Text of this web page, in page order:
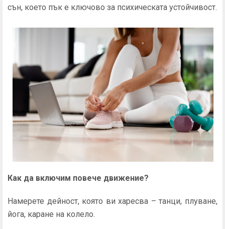
сън, което пък е ключово за психическата устойчивост.
Как да включим повече движение?
Намерете дейност, която ви харесва – танци, плуване,
йога, каране на колело.